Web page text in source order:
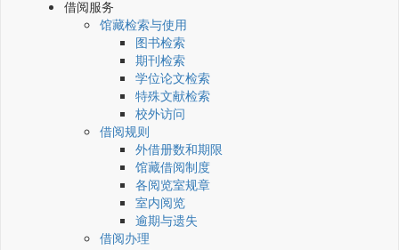
借阅服务
馆藏检索与使用
图书检索
期刊检索
学位论文检索
特殊文献检索
校外访问
借阅规则
外借册数和期限
馆藏借阅制度
各阅览室规章
室内阅览
逾期与遗失
借阅办理